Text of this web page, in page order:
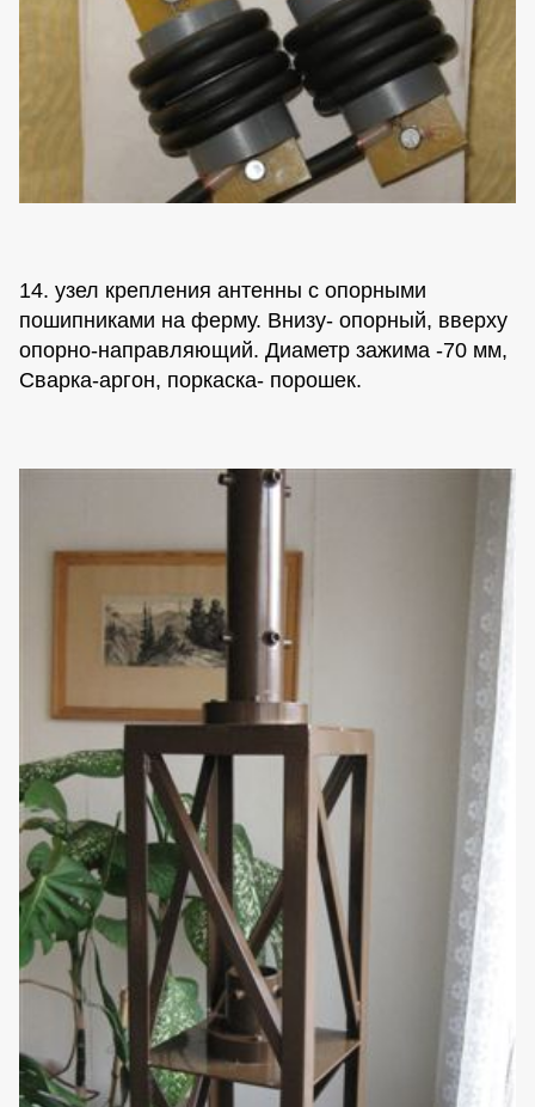
14. узел крепления антенны с опорными
пошипниками на ферму. Внизу- опорный, вверху
опорно-направляющий. Диаметр зажима -70 мм,
Сварка-аргон, поркаска- порошек.